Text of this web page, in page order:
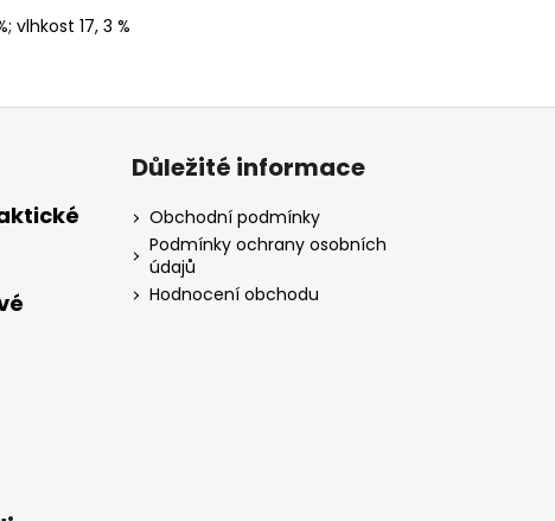
vlhkost 17, 3 %
Důležité informace
Obchodní podmínky
Podmínky ochrany osobních
údajů
Hodnocení obchodu